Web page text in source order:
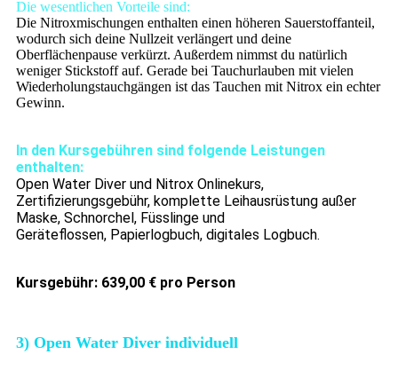
Die wesentlichen Vorteile sind:
Die Nitroxmischungen enthalten einen höheren Sauerstoffanteil,
wodurch sich deine Nullzeit verlängert und deine
Oberflächenpause verkürzt. Außerdem nimmst du natürlich
weniger Stickstoff auf. Gerade bei Tauchurlauben mit vielen
Wiederholungstauchgängen ist das Tauchen mit Nitrox ein echter
Gewinn.
In den Kursgebühren sind folgende Leistungen
enthalten:
Open Water Diver und Nitrox Onlinekurs,
Zertifizierungsgebühr, komplette Leihausrüstung außer
Maske, Schnorchel, Füsslinge und
Geräteflossen, Papierlogbuch, digitales Logbuch.
Kursgebühr: 639,00 € pro Person
3) Open Water Diver individuell